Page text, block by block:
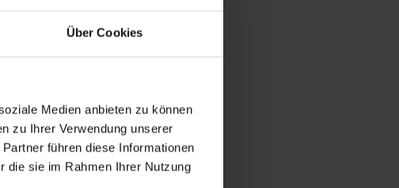
Über Cookies
Medien anbieten zu können
zu Ihrer Verwendung unserer
führen diese Informationen
die sie im Rahmen Ihrer Nutzung